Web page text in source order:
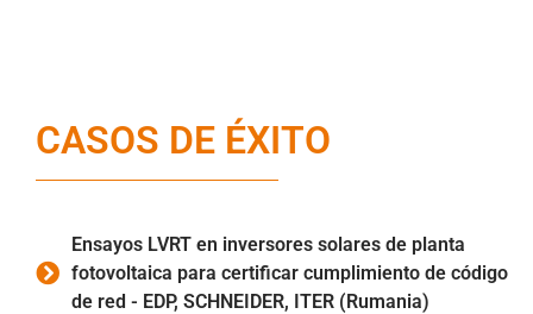
CASOS DE ÉXITO
Ensayos LVRT en inversores solares de planta
fotovoltaica para certificar cumplimiento de código
de red - EDP, SCHNEIDER, ITER (Rumania)